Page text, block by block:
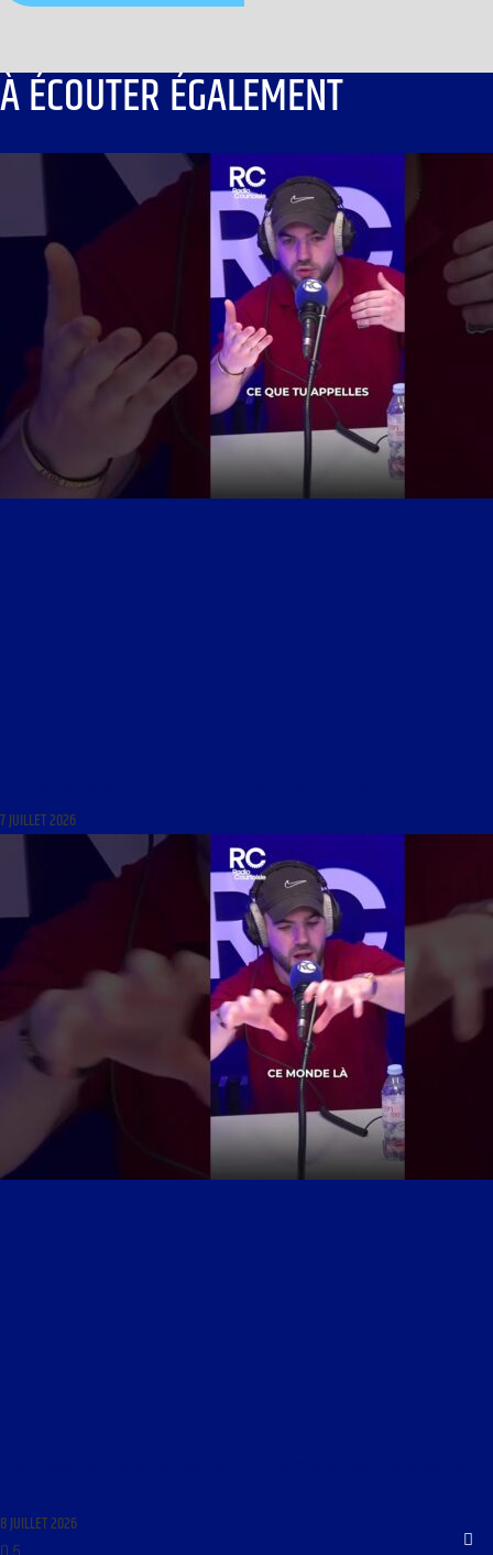
À ÉCOUTER ÉGALEMENT
7 JUILLET 2026
8 JUILLET 2026